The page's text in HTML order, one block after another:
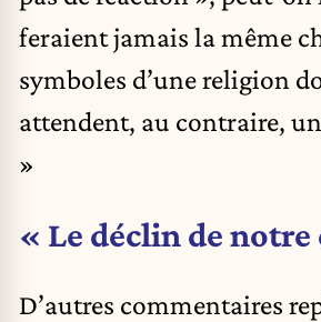
feraient jamais la même
symboles d’une religion
attendent, au contraire,
»
« Le déclin de
D’autres commentaires